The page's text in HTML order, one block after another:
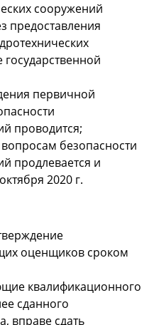
сооружений
предоставления
первичной
проводится;
безопасности
продлевается и
2020 г.
оценщиков сроком
квалификационного
сданного
вправе сдать